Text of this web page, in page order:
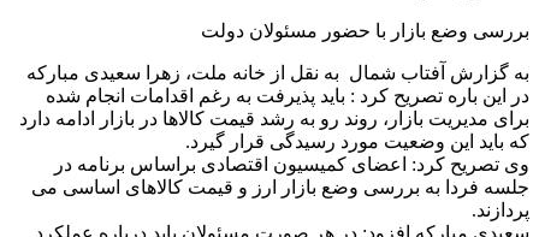
بررسی وضع بازار با حضور مسئولان دولت
به گزارش آفتاب شمال به نقل از خانه ملت، زهرا سعیدی مبارکه
در این باره تصریح کرد : باید پذیرفت به رغم اقدامات انجام شده
برای مدیریت بازار، روند رو به رشد قیمت کالاها در بازار ادامه دارد
که باید این وضعیت مورد رسیدگی قرار گیرد.
وی تصریح کرد: اعضای کمیسیون اقتصادی براساس برنامه در
جلسه فردا به بررسی وضع بازار ارز و قیمت کالاهای اساسی می
پردازند.
سعیدی مبارکه افزود: در هر صورت مسئولان باید درباره عملکرد